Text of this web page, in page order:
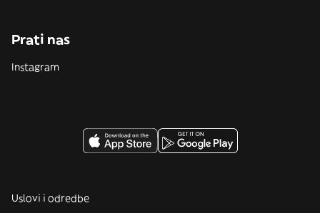
Prati nas
Instagram
Uslovi i odredbe